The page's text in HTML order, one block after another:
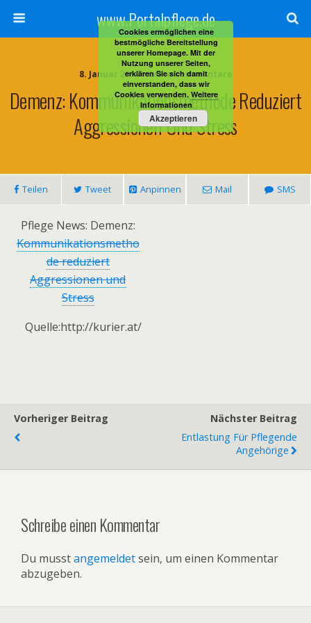
www.Portalpflege.de
8. Januar 2014 • Keine Kommentare
Demenz: Kommunikationsmethode Reduziert
Aggressionen Und Stress
Teilen Tweet Anpinnen Mail SMS
Pflege News: Demenz:
Kommunikationsmetho
de reduziert
Aggressionen und
Stress
Quelle:http://kurier.at/
Vorheriger Beitrag
Nächster Beitrag
Entlastung Für Pflegende
Angehörige
Schreibe einen Kommentar
Du musstangemeldetsein, um einen Kommentar
abzugeben.
Cookies ermöglichen eine
bestmögliche Bereitstellung
unserer Homepage. Mit der
Nutzung unserer Seiten,
erklären Sie sich damit
einverstanden, dass wir
Cookies verwenden. Weitere
Informationen
Akzeptieren